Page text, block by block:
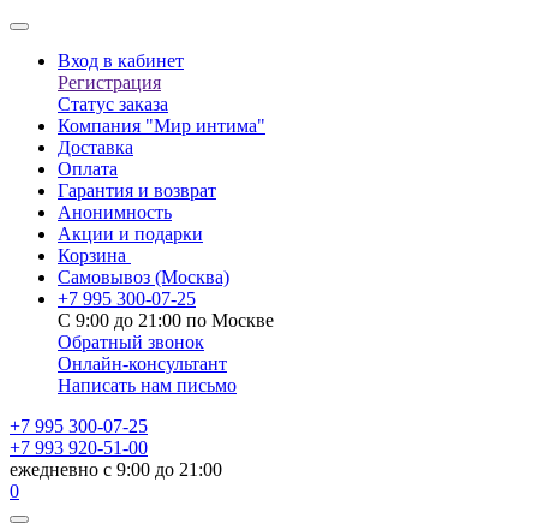
Вход в кабинет
Регистрация
Статус заказа
Компания "Мир интима"
Доставка
Оплата
Гарантия и возврат
Анонимность
Акции и подарки
Корзина
Самовывоз (Москва)
+7 995 300-07-25
С 9:00 до 21:00 по Москве
Обратный звонок
Онлайн-консультант
Написать нам письмо
+7 995 300-07-25
+7 993 920-51-00
ежедневно с 9:00 до 21:00
0